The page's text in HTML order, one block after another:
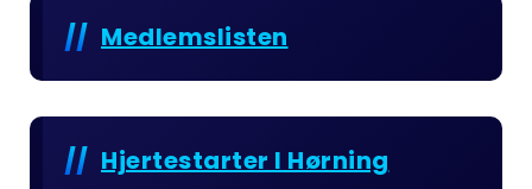
Medlemslisten
Hjertestarter I Hørning